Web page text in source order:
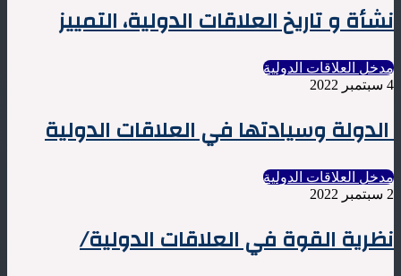
نشأة و تاريخ العلاقات الدولية، التمييز
مدخل العلاقات الدولية
4 سبتمبر 2022
الدولة وسيادتها في العلاقات الدولية
مدخل العلاقات الدولية
2 سبتمبر 2022
نظرية القوة في العلاقات الدولية/